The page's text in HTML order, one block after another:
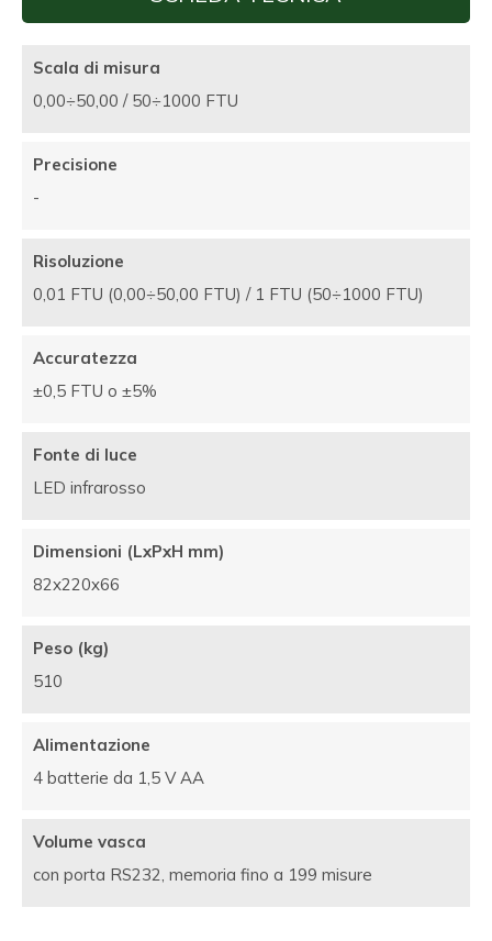
Scala di misura
0,00÷50,00 / 50÷1000 FTU
Precisione
-
Risoluzione
0,01 FTU (0,00÷50,00 FTU) / 1 FTU (50÷1000 FTU)
Accuratezza
±0,5 FTU o ±5%
Fonte di luce
LED infrarosso
Dimensioni (LxPxH mm)
82x220x66
Peso (kg)
510
Alimentazione
4 batterie da 1,5 V AA
Volume vasca
con porta RS232, memoria fino a 199 misure